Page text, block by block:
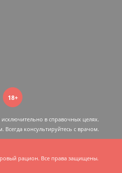
18+
в справочных целях.
Всегда консультируйтесь c врачом.
рацион. Все права защищены.